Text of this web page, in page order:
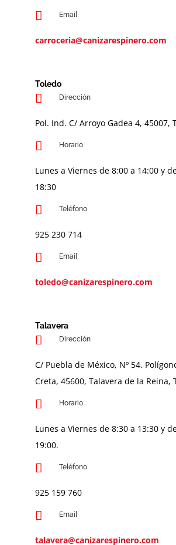
Email
carroceria@canizarespinero.com
Toledo
Dirección
Pol. Ind. C/ Arroyo Gadea 4, 45007,
Horario
Lunes a Viernes de 8:00 a 14:00 y
18:30
Teléfono
925 230 714
Email
toledo@canizarespinero.com
Talavera
Dirección
C/ Puebla de México, Nº 54.
Creta, 45600, Talavera de la Reina,
Horario
Lunes a Viernes de 8:30 a 13:30 y
19:00.
Teléfono
925 159 760
Email
talavera@canizarespinero.com